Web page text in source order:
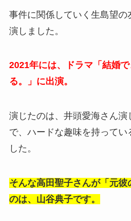
事件に関係していく生島望の
演しました。
2021年には、ドラマ「結婚
る。」に出演。
演じたのは、井頭愛海さん演
で、ハードな趣味を持って
した。
そんな高田聖子さんが「元彼
のは、山谷典子です。